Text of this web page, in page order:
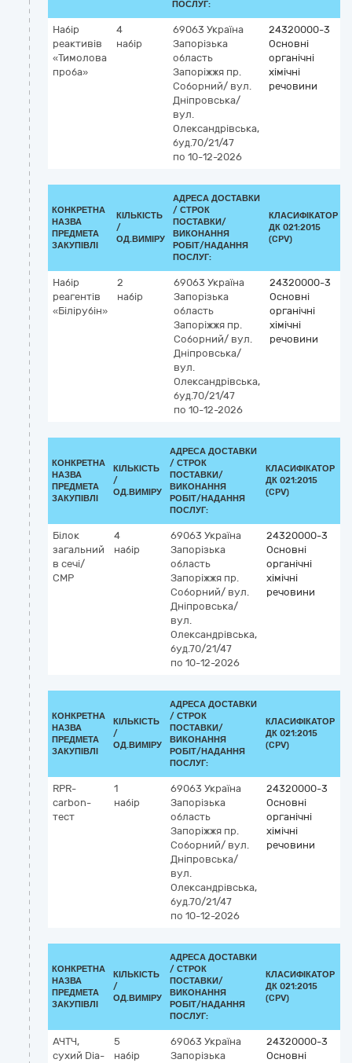
ПОСЛУГ:
Набір
реактивів
«Тимолова
проба»
4
набір
69063 Україна
Запорізька
область
Запоріжжя пр.
Соборний/ вул.
Дніпровська/
вул.
Олександрівська,
буд.70/21/47
по 10-12-2026
24320000-3
Основні
органічні
хімічні
речовини
КОНКРЕТНА
НАЗВА
ПРЕДМЕТА
ЗАКУПІВЛІ
КІЛЬКІСТЬ
/
ОД.ВИМІРУ
АДРЕСА ДОСТАВКИ
/ СТРОК
ПОСТАВКИ/
ВИКОНАННЯ
РОБІТ/НАДАННЯ
ПОСЛУГ:
КЛАСИФІКАТОР
ДК 021:2015
(CPV)
Набір
реагентів
«Білірубін»
2
набір
69063 Україна
Запорізька
область
Запоріжжя пр.
Соборний/ вул.
Дніпровська/
вул.
Олександрівська,
буд.70/21/47
по 10-12-2026
24320000-3
Основні
органічні
хімічні
речовини
КОНКРЕТНА
НАЗВА
ПРЕДМЕТА
ЗАКУПІВЛІ
КІЛЬКІСТЬ
/
ОД.ВИМІРУ
АДРЕСА ДОСТАВКИ
/ СТРОК
ПОСТАВКИ/
ВИКОНАННЯ
РОБІТ/НАДАННЯ
ПОСЛУГ:
КЛАСИФІКАТОР
ДК 021:2015
(CPV)
Білок
загальний
в сечі/
СМР
4
набір
69063 Україна
Запорізька
область
Запоріжжя пр.
Соборний/ вул.
Дніпровська/
вул.
Олександрівська,
буд.70/21/47
по 10-12-2026
24320000-3
Основні
органічні
хімічні
речовини
КОНКРЕТНА
НАЗВА
ПРЕДМЕТА
ЗАКУПІВЛІ
КІЛЬКІСТЬ
/
ОД.ВИМІРУ
АДРЕСА ДОСТАВКИ
/ СТРОК
ПОСТАВКИ/
ВИКОНАННЯ
РОБІТ/НАДАННЯ
ПОСЛУГ:
КЛАСИФІКАТОР
ДК 021:2015
(CPV)
RPR-
carbon-
тест
1
набір
69063 Україна
Запорізька
область
Запоріжжя пр.
Соборний/ вул.
Дніпровська/
вул.
Олександрівська,
буд.70/21/47
по 10-12-2026
24320000-3
Основні
органічні
хімічні
речовини
КОНКРЕТНА
НАЗВА
ПРЕДМЕТА
ЗАКУПІВЛІ
КІЛЬКІСТЬ
/
ОД.ВИМІРУ
АДРЕСА ДОСТАВКИ
/ СТРОК
ПОСТАВКИ/
ВИКОНАННЯ
РОБІТ/НАДАННЯ
ПОСЛУГ:
КЛАСИФІКАТОР
ДК 021:2015
(CPV)
АЧТЧ,
сухий Dia-
5
набір
69063 Україна
Запорізька
24320000-3
Основні